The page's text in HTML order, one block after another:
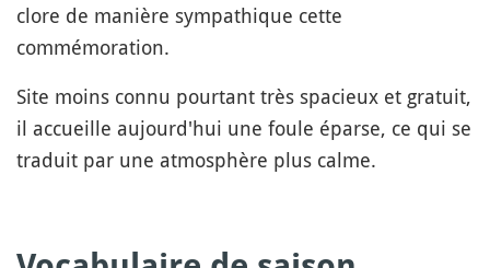
clore de manière sympathique cette
commémoration.
Site moins connu pourtant très spacieux et gratuit,
il accueille aujourd'hui une foule éparse, ce qui se
traduit par une atmosphère plus calme.